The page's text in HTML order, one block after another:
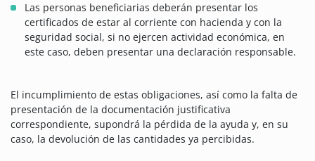
Las personas beneficiarias deberán presentar los
certificados de estar al corriente con hacienda y con la
seguridad social, si no ejercen actividad económica, en
este caso, deben presentar una declaración responsable.
El incumplimiento de estas obligaciones, así como la falta de
presentación de la documentación justificativa
correspondiente, supondrá la pérdida de la ayuda y, en su
caso, la devolución de las cantidades ya percibidas.